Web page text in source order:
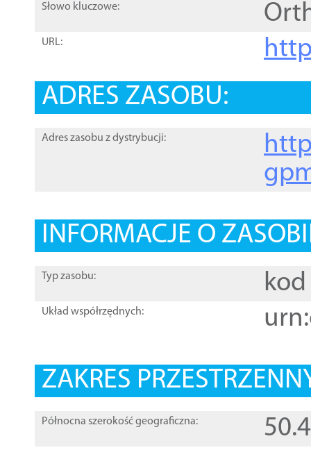
Słowo kluczowe:
URL:
ADRES ZASOBU:
Adres zasobu z dystrybucji:
INFORMACJE O
Typ zasobu: kod
Układ współrzędnych:
ZAKRES
Północna szerokość geograficzna: